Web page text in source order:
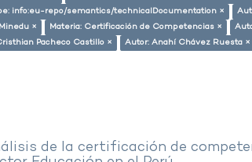
info:eu-repo/semantics/technicalDocumentation ×
× Materia: Certificación de Competencias ×
Pacheco Castillo × Autor: Anahí Chávez Ruesta ×
de la certificación de